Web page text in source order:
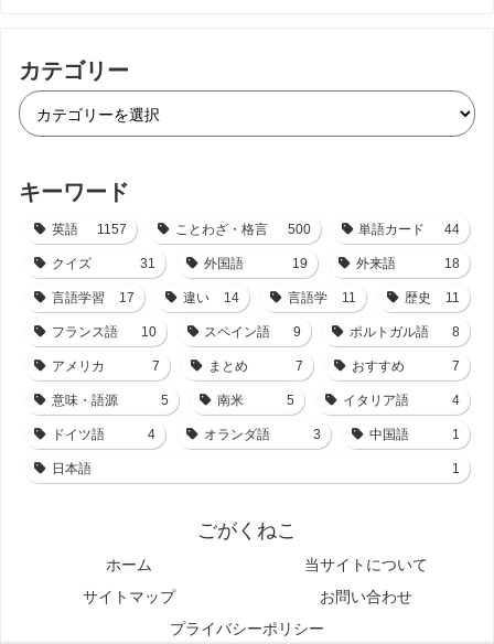
カテゴリー
キーワード
英語 1157 ことわざ・格言 500 単語カード 44
クイズ 31 外国語 19 外来語 18
言語学習 17 違い 14 言語学 11 歴史 11
フランス語 10 スペイン語 9 ポルトガル語 8
アメリカ 7 まとめ 7 おすすめ 7
意味・語源 5 南米 5 イタリア語 4
ドイツ語 4 オランダ語 3 中国語 1
日本語 1
ごがくねこ
ホーム
当サイトについて
サイトマップ
お問い合わせ
プライバシーポリシー